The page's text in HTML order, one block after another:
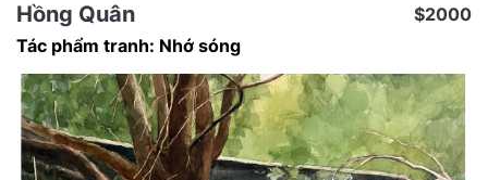
Hồng Quân
Tác phẩm tranh: Nhớ sóng
$2000